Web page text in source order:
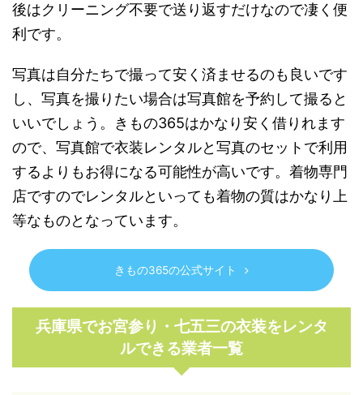
後はクリーニング不要で送り返すだけなので凄く便
利です。
写真は自分たちで撮って安く済ませるのも良いです
し、写真を撮りたい場合は写真館を予約して撮ると
いいでしょう。きもの365はかなり安く借りれます
ので、写真館で衣装レンタルと写真のセットで利用
するよりもお得になる可能性が高いです。着物専門
店ですのでレンタルといっても着物の質はかなり上
等なものとなっています。
きもの365の公式サイト
兵庫県でお宮参り・七五三の衣装をレンタ
ルできる業者一覧